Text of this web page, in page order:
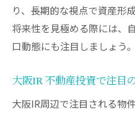
り、長期的な視点で資産形
将来性を見極める際には、
口動態にも注目しましょう。
大阪IR 不動産投資で注目
大阪IR周辺で注目される物